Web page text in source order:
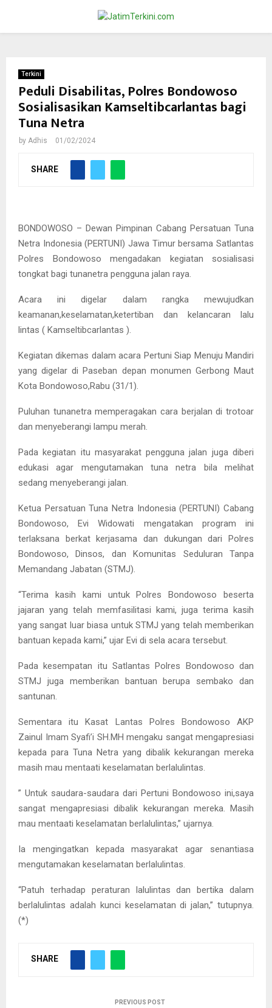
PRIMARY
MENU
Terkini
Peduli Disabilitas, Polres Bondowoso
Sosialisasikan Kamseltibcarlantas bagi
Tuna Netra
by Adhis 01/02/2024
SHARE
BONDOWOSO – Dewan Pimpinan Cabang Persatuan Tuna
Netra Indonesia (PERTUNI) Jawa Timur bersama Satlantas
Polres Bondowoso mengadakan kegiatan sosialisasi
tongkat bagi tunanetra pengguna jalan raya.
Acara ini digelar dalam rangka mewujudkan
keamanan,keselamatan,ketertiban dan kelancaran lalu
lintas ( Kamseltibcarlantas ).
Kegiatan dikemas dalam acara Pertuni Siap Menuju Mandiri
yang digelar di Paseban depan monumen Gerbong Maut
Kota Bondowoso,Rabu (31/1).
Puluhan tunanetra memperagakan cara berjalan di trotoar
dan menyeberangi lampu merah.
Pada kegiatan itu masyarakat pengguna jalan juga diberi
edukasi agar mengutamakan tuna netra bila melihat
sedang menyeberangi jalan.
Ketua Persatuan Tuna Netra Indonesia (PERTUNI) Cabang
Bondowoso, Evi Widowati mengatakan program ini
terlaksana berkat kerjasama dan dukungan dari Polres
Bondowoso, Dinsos, dan Komunitas Seduluran Tanpa
Memandang Jabatan (STMJ).
“Terima kasih kami untuk Polres Bondowoso beserta
jajaran yang telah memfasilitasi kami, juga terima kasih
yang sangat luar biasa untuk STMJ yang telah memberikan
bantuan kepada kami,” ujar Evi di sela acara tersebut.
Pada kesempatan itu Satlantas Polres Bondowoso dan
STMJ juga memberikan bantuan berupa sembako dan
santunan.
Sementara itu Kasat Lantas Polres Bondowoso AKP
Zainul Imam Syafi’i SH.MH mengaku sangat mengapresiasi
kepada para Tuna Netra yang dibalik kekurangan mereka
masih mau mentaati keselamatan berlalulintas.
” Untuk saudara-saudara dari Pertuni Bondowoso ini,saya
sangat mengapresiasi dibalik kekurangan mereka. Masih
mau mentaati keselamatan berlalulintas,” ujarnya.
Ia mengingatkan kepada masyarakat agar senantiasa
mengutamakan keselamatan berlalulintas.
“Patuh terhadap peraturan lalulintas dan bertika dalam
berlalulintas adalah kunci keselamatan di jalan,” tutupnya.
(*)
SHARE
PREVIOUS POST